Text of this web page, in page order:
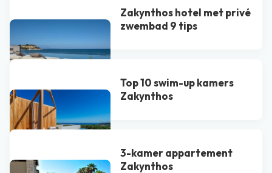
Zakynthos hotel met privé
zwembad 9 tips
Top 10 swim-up kamers
Zakynthos
3-kamer appartement
Zakynthos